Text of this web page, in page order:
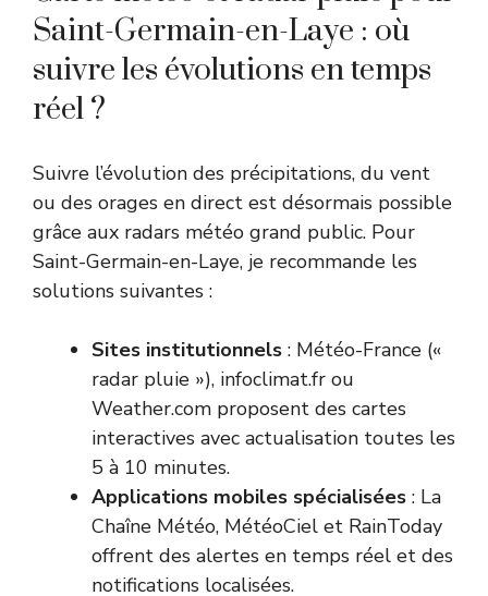
Saint-Germain-en-Laye : où
suivre les évolutions en temps
réel ?
Suivre l’évolution des précipitations, du vent
ou des orages en direct est désormais possible
grâce aux radars météo grand public. Pour
Saint-Germain-en-Laye, je recommande les
solutions suivantes :
Sites institutionnels : Météo-France («
radar pluie »), infoclimat.fr ou
Weather.com proposent des cartes
interactives avec actualisation toutes les
5 à 10 minutes.
Applications mobiles spécialisées : La
Chaîne Météo, MétéoCiel et RainToday
offrent des alertes en temps réel et des
notifications localisées.